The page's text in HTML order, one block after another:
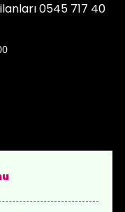
0545 717 40